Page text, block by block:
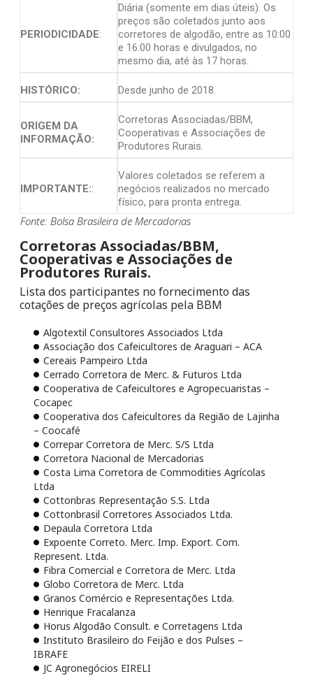
PERIODICIDADE:
Diária (somente em dias úteis). Os
preços são coletados junto aos
corretores de algodão, entre as 10:00
e 16:00 horas e divulgados, no
mesmo dia, até às 17 horas.
HISTÓRICO: Desde junho de 2018.
ORIGEM DA
INFORMAÇÃO:
Corretoras Associadas/BBM,
Cooperativas e Associações de
Produtores Rurais.
IMPORTANTE::
Valores coletados se referem a
negócios realizados no mercado
físico, para pronta entrega.
Fonte: Bolsa Brasileira de Mercadorias
Corretoras Associadas/BBM,
Cooperativas e Associações de
Produtores Rurais.
Lista dos participantes no fornecimento das
cotações de preços agrícolas pela BBM
Algotextil Consultores Associados Ltda
Associação dos Cafeicultores de Araguari – ACA
Cereais Pampeiro Ltda
Cerrado Corretora de Merc. & Futuros Ltda
Cooperativa de Cafeicultores e Agropecuaristas –
Cocapec
Cooperativa dos Cafeicultores da Região de Lajinha
– Coocafé
Correpar Corretora de Merc. S/S Ltda
Corretora Nacional de Mercadorias
Costa Lima Corretora de Commodities Agrícolas
Ltda
Cottonbras Representação S.S. Ltda
Cottonbrasil Corretores Associados Ltda.
Depaula Corretora Ltda
Expoente Correto. Merc. Imp. Export. Com.
Represent. Ltda.
Fibra Comercial e Corretora de Merc. Ltda
Globo Corretora de Merc. Ltda
Granos Comércio e Representações Ltda.
Henrique Fracalanza
Horus Algodão Consult. e Corretagens Ltda
Instituto Brasileiro do Feijão e dos Pulses –
IBRAFE
JC Agronegócios EIRELI